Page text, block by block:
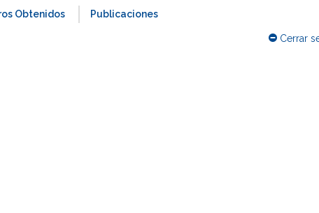
Obtenidos Publicaciones
Cerrar